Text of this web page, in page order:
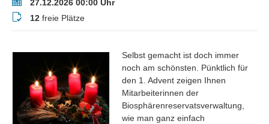
27.12.2026 00:00 Uhr
Buchungsstatus
12 freie Plätze
Selbst gemacht ist doch immer
noch am schönsten. Pünktlich für
den 1. Advent zeigen Ihnen
Mitarbeiterinnen der
Biosphärenreservatsverwaltung,
wie man ganz einfach